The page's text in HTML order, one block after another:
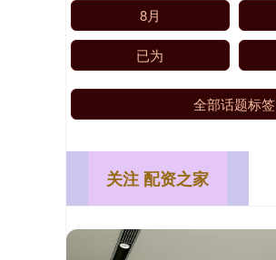
8月
已为
全部话题标签
关注 配资之家